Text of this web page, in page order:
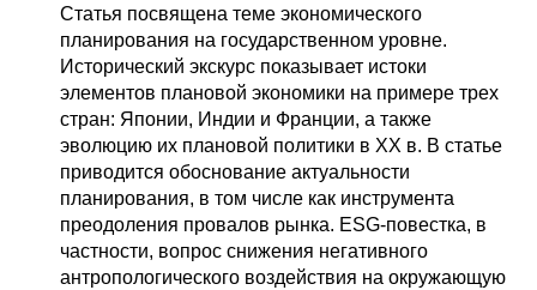
Проблемы прогнозирования
О журнале
Номера журналов
Редакционная этика
Информация для авторов
Статья посвящена теме экономического
планирования на государственном уровне.
Исторический экскурс показывает истоки
элементов плановой экономики на примере трех
стран: Японии, Индии и Франции, а также
эволюцию их плановой политики в ХХ в. В статье
приводится обоснование актуальности
планирования, в том числе как инструмента
преодоления провалов рынка. ESG-повестка, в
частности, вопрос снижения негативного
антропологического воздействия на окружающую